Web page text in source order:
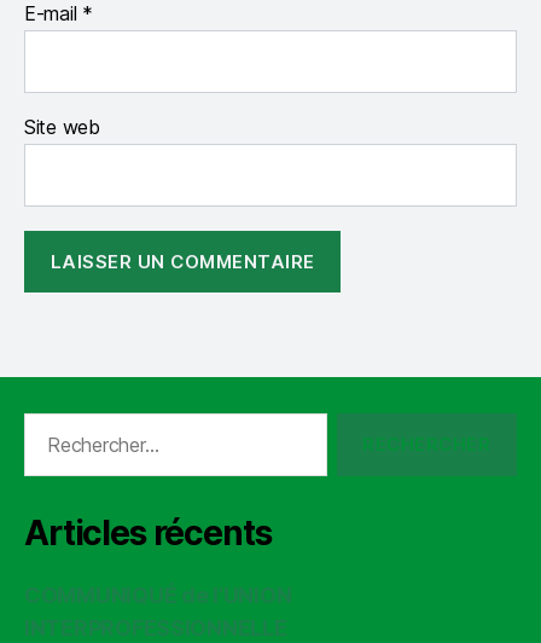
E-mail *
Site web
Articles récents
COMMUNIQUÉ de l’UNION
INTERPROFESSIONNELLE